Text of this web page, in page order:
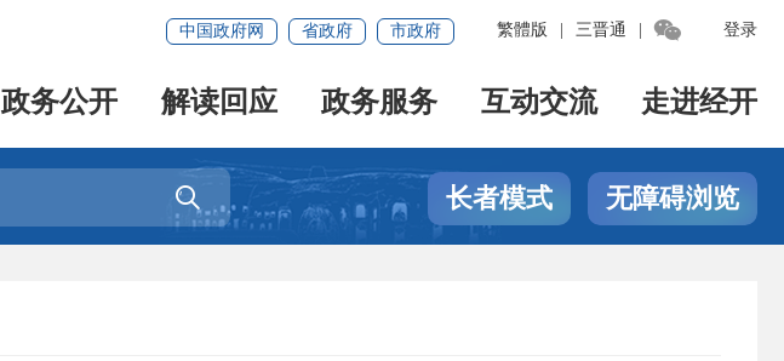
登录
繁體版 三晋通 
中国政府网 省政府 市政府
政务公开 解读回应 政务服务 互动交流 走进经开
 长者模式 无障碍浏览